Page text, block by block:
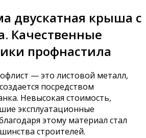
двускатная крыша с
Качественные
профнастила
— это листовой металл,
посредством
Невысокая стоимость,
эксплуатационные
этому материал стал
строителей.